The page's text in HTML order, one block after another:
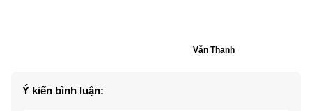
Văn Thanh
Ý kiến bình luận: